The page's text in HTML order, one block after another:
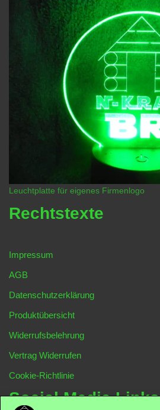
Leuchtplatte für eigenes Firmenlogo
Rechtstexte
Impressum
AGB
Datenschutzerklärung
Produktübersicht
Widerrufsbelehrung
Vertrag Widerrufen
Cookie-Richtlinie
Social Media Links